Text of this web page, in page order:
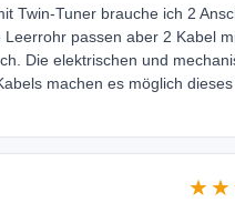
Twin-Tuner brauche ich 2
passen aber 2 Kabel
Die elektrischen und
machen es möglich